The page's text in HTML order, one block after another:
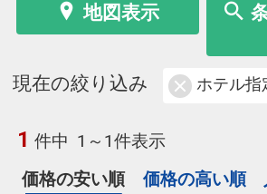
地図表示
現在の絞り込み ホテル指
1 件中 1～1件表示
価格の安い順
価格の高い順